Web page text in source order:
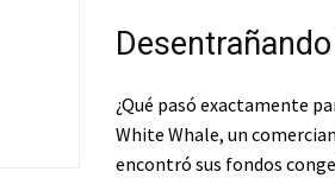
¿Qué pasó exactamente
White Whale, un
encontró sus fondos